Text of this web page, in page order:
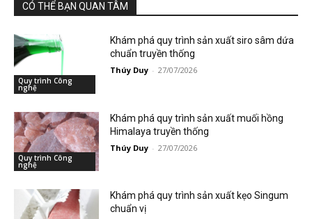
CÓ THỂ BẠN QUAN TÂM
Quy trình Công
nghệ
Khám phá quy trình sản xuất siro sâm dứa
chuẩn truyền thống
Thúy Duy - 27/07/2026
Quy trình Công
nghệ
Khám phá quy trình sản xuất muối hồng
Himalaya truyền thống
Thúy Duy - 27/07/2026
Khám phá quy trình sản xuất kẹo Singum
chuẩn vị